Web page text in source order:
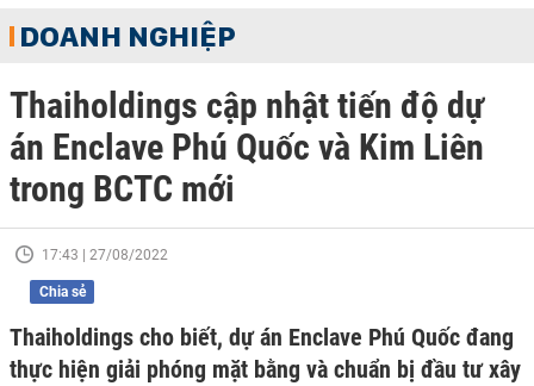
DOANH NGHIỆP
Thaiholdings cập nhật tiến độ dự
án Enclave Phú Quốc và Kim Liên
trong BCTC mới
17:43 | 27/08/2022
Chia sẻ
Thaiholdings cho biết, dự án Enclave Phú Quốc đang
thực hiện giải phóng mặt bằng và chuẩn bị đầu tư xây